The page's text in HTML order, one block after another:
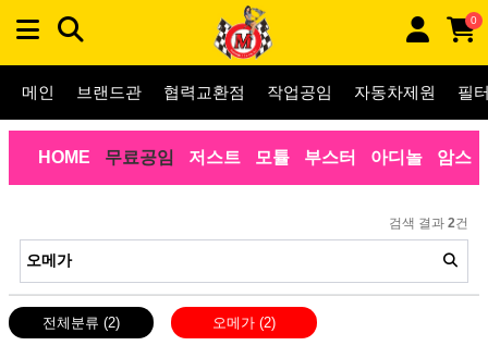
0
메인 브랜드관 협력교환점 작업공임 자동차제원 필
HOME 무료공임 저스트 모튤 부스터 아디놀 암스
검색 결과 2건
전체분류(2) 오메가 (2)